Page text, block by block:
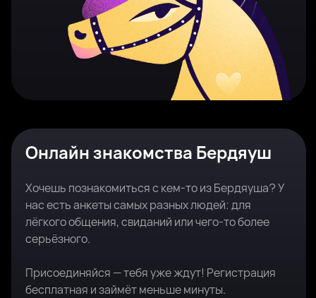
Онлайн знакомства Бердяуш
Хочешь познакомиться с кем-то из Бердяуша? У
нас есть анкеты самых разных людей: для
лёгкого общения, свиданий или чего-то более
серьёзного.
Присоединяйся — тебя уже ждут! Регистрация
бесплатная и займёт меньше минуты.